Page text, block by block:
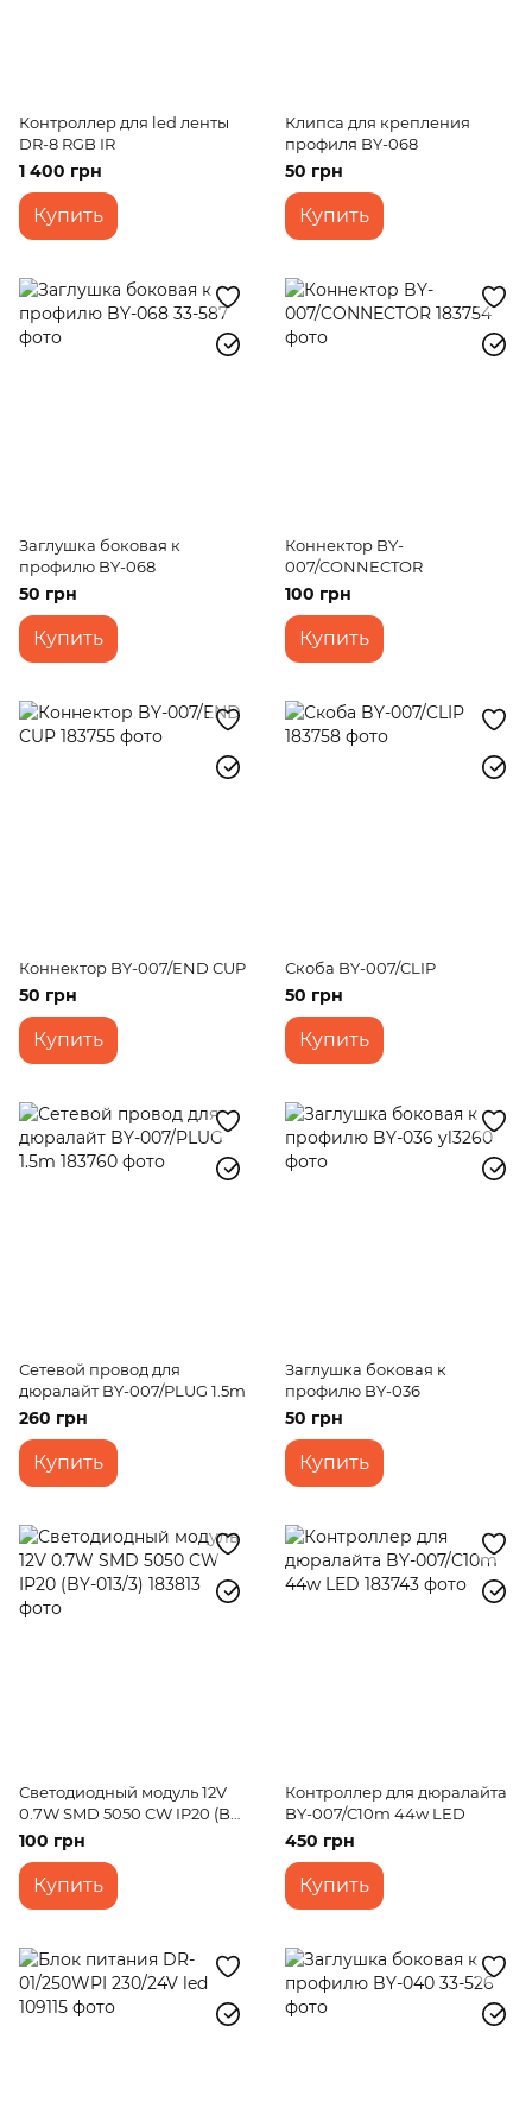
Контроллер для led ленты
DR-8 RGB IR
1 400 грн
Купить
Клипса для крепления
профиля BY-068
50 грн
Купить
Заглушка боковая к
профилю BY-068
50 грн
Купить
Коннектор BY-
007/CONNECTOR
100 грн
Купить
Коннектор BY-007/END CUP
50 грн
Купить
Скоба BY-007/CLIP
50 грн
Купить
Сетевой провод для
дюралайт BY-007/PLUG 1.5m
260 грн
Купить
Заглушка боковая к
профилю BY-036
50 грн
Купить
Светодиодный модуль 12V
0.7W SMD 5050 CW IP20 (BY-
013/3)
100 грн
Купить
Контроллер для дюралайта
BY-007/C10m 44w LED
450 грн
Купить